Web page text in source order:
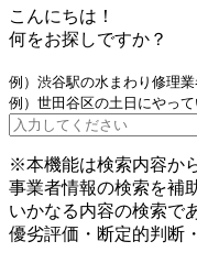
こんにちは！
何をお探しですか？
例）渋谷駅の水まわり修理
例）世田谷区の土日にやっ
※本機能は検索内容か
事業者情報の検索を補
いかなる内容の検索で
優劣評価・断定的判断